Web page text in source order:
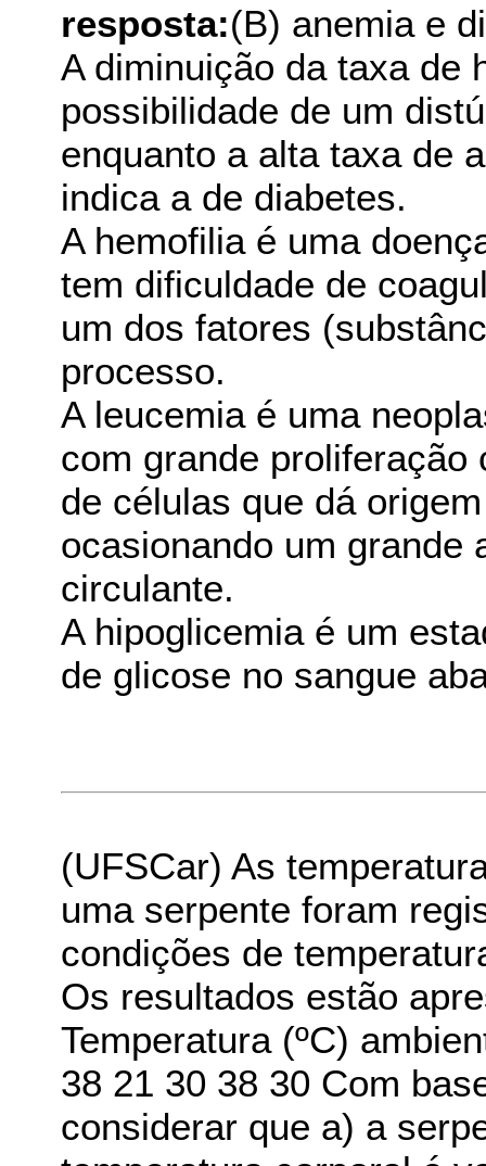
resposta:(B) anemia e
A diminuição da taxa de
possibilidade de um
enquanto a alta taxa de
indica a de diabetes.
A hemofilia é uma
tem dificuldade de
um dos fatores
processo.
A leucemia é uma
com grande proliferação
de células que dá
ocasionando um grande
circulante.
A hipoglicemia é um
de glicose no sangue
(UFSCar) As
uma serpente foram
condições de
Os resultados estão
Temperatura (ºC)
38 21 30 38 30 Com
considerar que a) a